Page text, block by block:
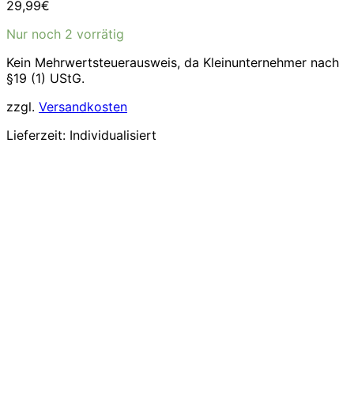
29,99€
Nur noch 2 vorrätig
Kein Mehrwertsteuerausweis, da Kleinunternehmer nach
§19 (1) UStG.
zzgl. Versandkosten
Lieferzeit: Individualisiert